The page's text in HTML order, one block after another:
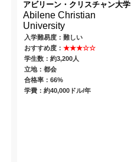
アビリーン・クリスチャン大学
Abilene Christian
University
入学難易度：難しい
おすすめ度：★★★☆☆
学生数：約3,200人
立地：都会
合格率：66%
学費：約40,000ドル/年